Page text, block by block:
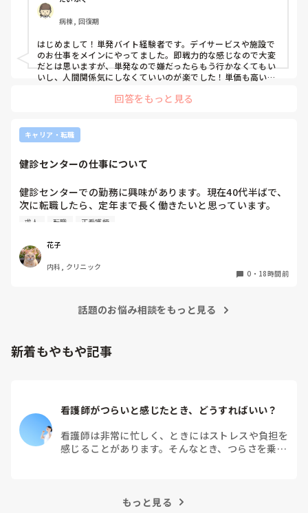
病棟, 回復期
はじめまして！単発バイト経験者です。デイサービスや施設で
のお仕事をメインにやってました。即戦力的な感じなので大変
だとは思いますが、単発なので嫌だったらもう行かなくてもい
いし、人間関係気にしなくていいのが楽でした！単価も高いで
にちに空きがあるか分からないのでそこは難点ですかね。
回答をもっと見る
キャリア・転職
健診センターの仕事について
健診センターでの勤務に興味があります。現在40代半ばで、
次に転職したら、定年まで長く働きたいと思っています。
健診センターは比較的人気があるので、あまり空きがないと
実際、健診センターでの仕事内容は、楽なのでしょうか？ま
た、大変なことは何ですか？
求人 転職 正看護師
花子
内科, クリニック
0 ・ 18時間前
話題のお悩み相談をもっと見る
新着もやもや記事
看護師がつらいと感じたとき、どうすればいい？
看護師は非常に忙しく、ときにはストレスや負担を
感じることがあります。そんなとき、つらさを乗り
もっと見る